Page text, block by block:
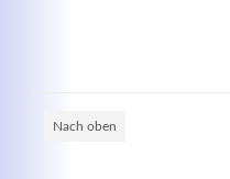
Nach oben